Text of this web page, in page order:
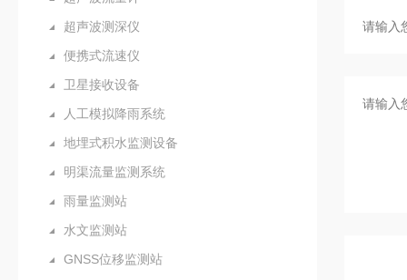
超声波测深仪
便携式流速仪
卫星接收设备
人工模拟降雨系统
地埋式积水监测设备
明渠流量监测系统
雨量监测站
水文监测站
GNSS位移监测站